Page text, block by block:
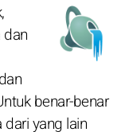
benar-benar
yang lain